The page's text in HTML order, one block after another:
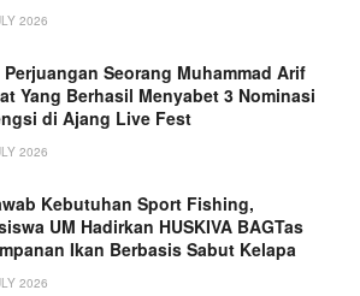
2026
Perjuangan Seorang Muhammad Arif
Yang Berhasil Menyabet 3 Nominasi
di Ajang Live Fest
2026
Kebutuhan Sport Fishing,
UM Hadirkan HUSKIVA BAGTas
Ikan Berbasis Sabut Kelapa
2026